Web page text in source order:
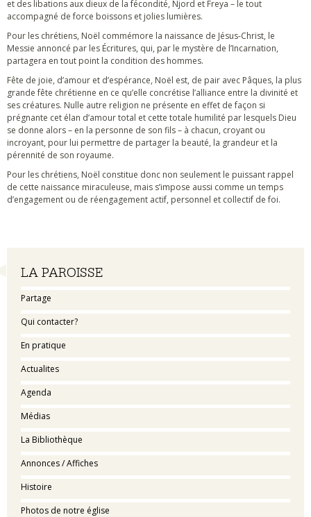
Navigation
LA PAROISSE
Partage
Qui contacter?
En pratique
Actualites
Agenda
Médias
La Bibliothèque
Annonces / Affiches
Histoire
Photos de notre église
et des libations aux dieux de la fécondité, Njord et Freya – le tout
accompagné de force boissons et jolies lumières.
Pour les chrétiens, Noël commémore la naissance de Jésus-Christ, le
Messie annoncé par les Écritures, qui, par le mystère de l’Incarnation,
partagera en tout point la condition des hommes.
Fête de joie, d’amour et d’espérance, Noël est, de pair avec Pâques, la plus
grande fête chrétienne en ce qu’elle concrétise l’alliance entre la divinité et
ses créatures. Nulle autre religion ne présente en effet de façon si
prégnante cet élan d’amour total et cette totale humilité par lesquels Dieu
se donne alors – en la personne de son fils – à chacun, croyant ou
incroyant, pour lui permettre de partager la beauté, la grandeur et la
pérennité de son royaume.
Pour les chrétiens, Noël constitue donc non seulement le puissant rappel
de cette naissance miraculeuse, mais s’impose aussi comme un temps
d’engagement ou de réengagement actif, personnel et collectif de foi.